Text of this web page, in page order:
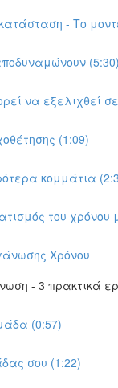
- Το
(5:30)
να εξελιχθεί
(1:09)
κομμάτια
του χρόνου
Χρόνου
- 3 πρακτικά
(0:57)
σου (1:22)